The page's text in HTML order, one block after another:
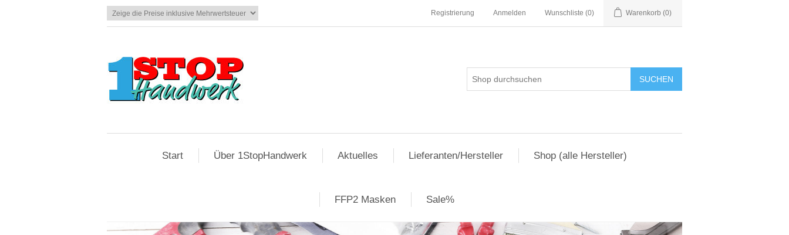
Registrierung Anmelden Wunschliste (0) Warenkorb (0)
Start Über 1StopHandwerk Aktuelles Lieferanten/Hersteller Shop (alle Hersteller)
FFP2 Masken Sale%